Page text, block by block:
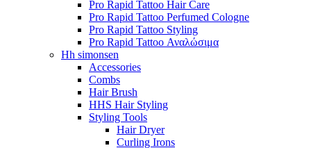
Pro Rapid Tattoo Hair Care
Pro Rapid Tattoo Perfumed Cologne
Pro Rapid Tattoo Styling
Pro Rapid Tattoo Αναλώσιμα
Hh simonsen
Accessories
Combs
Hair Brush
HHS Hair Styling
Styling Tools
Hair Dryer
Curling Irons